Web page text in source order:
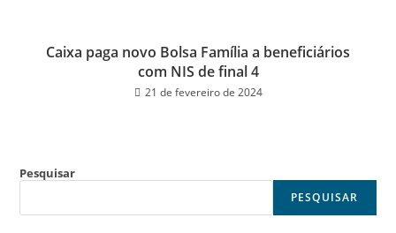
Caixa paga novo Bolsa Família a beneficiários
com NIS de final 4
21 de fevereiro de 2024
Pesquisar
PESQUISAR